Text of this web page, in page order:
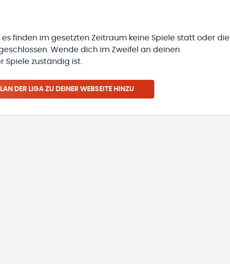
es finden im gesetzten Zeitraum keine Spiele statt oder die
Wende dich im Zweifel an deinen
Spiele zuständig ist.
DER LIGA ZU DEINER WEBSEITE HINZU